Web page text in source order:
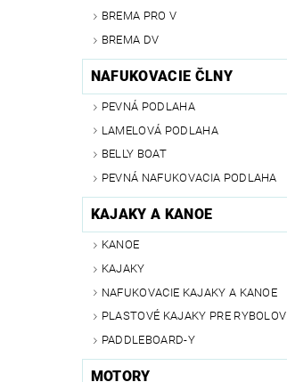
BREMA PRO V
BREMA DV
NAFUKOVACIE ČLNY
PEVNÁ PODLAHA
LAMELOVÁ PODLAHA
BELLY BOAT
PEVNÁ NAFUKOVACIA PODLAHA
KAJAKY A KANOE
KANOE
KAJAKY
NAFUKOVACIE KAJAKY A KANOE
PLASTOVÉ KAJAKY PRE RYBOLOV
PADDLEBOARD-Y
MOTORY